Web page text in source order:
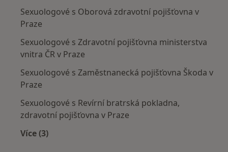
Sexuologové s Oborová zdravotní pojišťovna v
Praze
Sexuologové s Zdravotní pojišťovna ministerstva
vnitra ČR v Praze
Sexuologové s Zaměstnanecká pojišťovna Škoda v
Praze
Sexuologové s Revírní bratrská pokladna,
zdravotní pojišťovna v Praze
Více (3)